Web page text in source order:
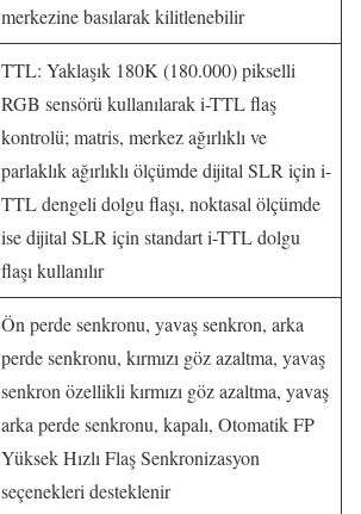
merkezine basılarak kilitlenebilir
TTL: Yaklaşık 180K (180.000) pikselli
RGB sensörü kullanılarak i-TTL flaş
kontrolü; matris, merkez ağırlıklı ve
parlaklık ağırlıklı ölçümde dijital SLR için i-
TTL dengeli dolgu flaşı, noktasal ölçümde
ise dijital SLR için standart i-TTL dolgu
flaşı kullanılır
Ön perde senkronu, yavaş senkron, arka
perde senkronu, kırmızı göz azaltma, yavaş
senkron özellikli kırmızı göz azaltma, yavaş
arka perde senkronu, kapalı, Otomatik FP
Yüksek Hızlı Flaş Senkronizasyon
seçenekleri desteklenir